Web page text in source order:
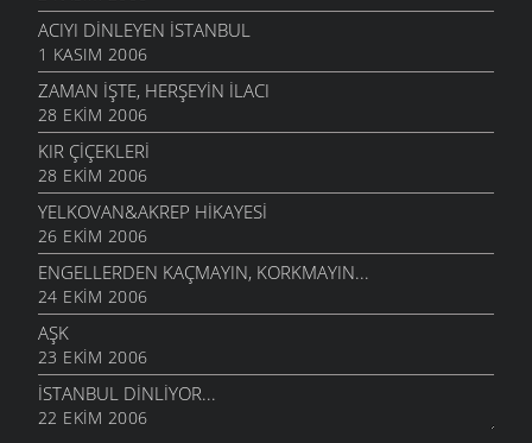
ACIYI DİNLEYEN İSTANBUL
1 KASIM 2006
ZAMAN İŞTE, HERŞEYIN İLACI
28 EKIM 2006
KIR ÇIÇEKLERI
28 EKIM 2006
YELKOVAN&AKREP HİKAYESİ
26 EKIM 2006
ENGELLERDEN KAÇMAYIN, KORKMAYIN...
24 EKIM 2006
AŞK
23 EKIM 2006
İSTANBUL DINLIYOR...
22 EKIM 2006